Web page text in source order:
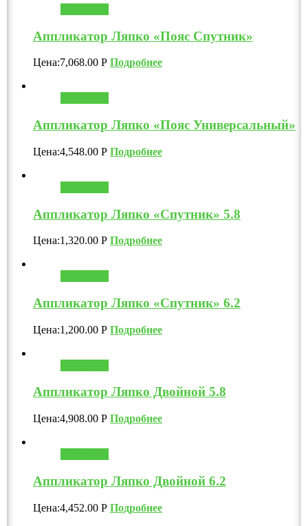
Аппликатор Ляпко «Пояс Спутник»
Цена:7,068.00 Р Подробнее
Аппликатор Ляпко «Пояс Универсальный»
Цена:4,548.00 Р Подробнее
Аппликатор Ляпко «Спутник» 5.8
Цена:1,320.00 Р Подробнее
Аппликатор Ляпко «Спутник» 6.2
Цена:1,200.00 Р Подробнее
Аппликатор Ляпко Двойной 5.8
Цена:4,908.00 Р Подробнее
Аппликатор Ляпко Двойной 6.2
Цена:4,452.00 Р Подробнее